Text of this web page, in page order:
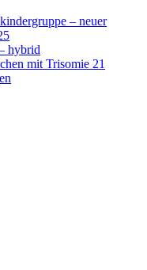
– neuer
hybrid
mit Trisomie 21